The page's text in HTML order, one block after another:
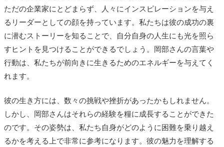
ただの企業家にとどまらず、人々にインスピレーションを与え
るリーダーとしての顔を持っています。私たちは彼の成功の裏
に潜むストーリーを知ることで、自分自身の人生にも光を照ら
すヒントを見つけることができるでしょう。岡部さんの言葉や
行動は、私たちが前向きに生きるためのエネルギーを与えてく
れます。
彼の生き方には、数々の挑戦や挫折があったかもしれません。
しかし、岡部さんはそれらの経験を糧に成長することができた
のです。その姿勢は、私たち自身がどのように困難を乗り越え
るかを考える上で非常に参考になります。彼の魅力を理解する